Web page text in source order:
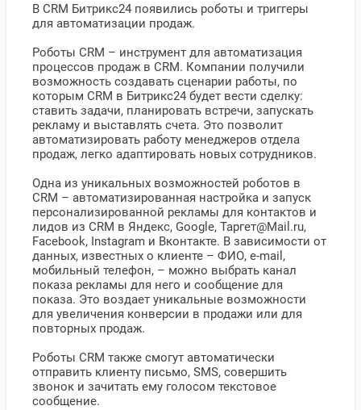
В CRM Битрикс24 появились роботы и триггеры
для автоматизации продаж.
Роботы CRM – инструмент для автоматизация
процессов продаж в CRM. Компании получили
возможность создавать сценарии работы, по
которым CRM в Битрикс24 будет вести сделку:
ставить задачи, планировать встречи, запускать
рекламу и выставлять счета. Это позволит
автоматизировать работу менеджеров отдела
продаж, легко адаптировать новых сотрудников.
Одна из уникальных возможностей роботов в
CRM – автоматизированная настройка и запуск
персонализированной рекламы для контактов и
лидов из CRM в Яндекс, Google, Таргет@Mail.ru,
Facebook, Instagram и Вконтакте. В зависимости от
данных, известных о клиенте – ФИО, e-mail,
мобильный телефон, – можно выбрать канал
показа рекламы для него и сообщение для
показа. Это воздает уникальные возможности
для увеличения конверсии в продажи или для
повторных продаж.
Роботы CRM также смогут автоматически
отправить клиенту письмо, SMS, совершить
звонок и зачитать ему голосом текстовое
сообщение.